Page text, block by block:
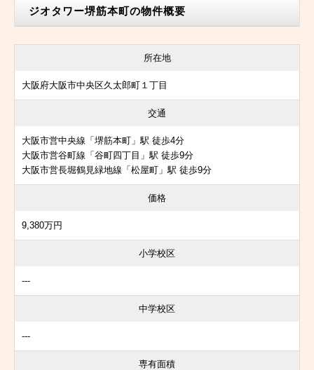
ジオタワー堺筋本町の物件概要
所在地
大阪府大阪市中央区久太郎町１丁目
交通
大阪市営中央線「堺筋本町」駅 徒歩4分
大阪市営谷町線「谷町四丁目」駅 徒歩9分
大阪市営長堀鶴見緑地線「松屋町」駅 徒歩9分
価格
9,380万円
小学校区
---
中学校区
---
専有面積